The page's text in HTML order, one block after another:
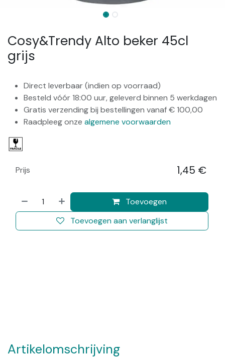
Cosy&Trendy Alto beker 45cl
grijs
Direct leverbaar (indien op voorraad)
Besteld vóór 18:00 uur, geleverd binnen 5 werkdagen
Gratis verzending bij bestellingen vanaf € 100,00
Raadpleeg onze algemene voorwaarden
Toevoegen
Toevoegen aan verlanglijst
Prijs 1,45 €
Artikelomschrijving